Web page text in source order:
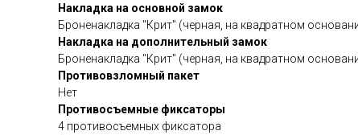
Накладка на основной замок
Броненакладка "Крит" (черная, на квадратном
Накладка на дополнительный замок
Броненакладка "Крит" (черная, на квадратном
Противовзломный пакет
Нет
Противосъемные фиксаторы
4 противосъемных фиксатора